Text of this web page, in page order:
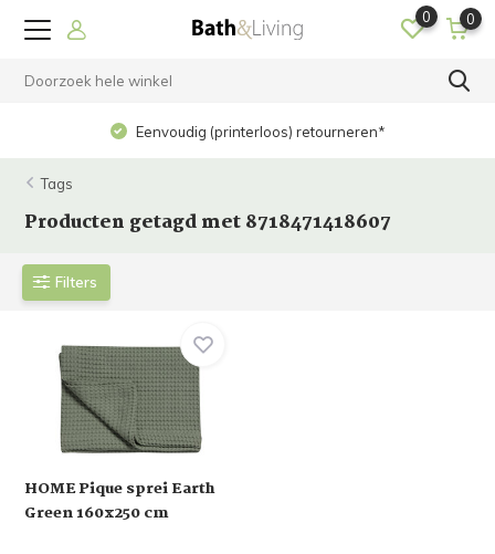
0 0
Eenvoudig (printerloos) retourneren*
Tags
Producten getagd met 8718471418607
Filters
HOME Pique sprei Earth
Green 160x250 cm